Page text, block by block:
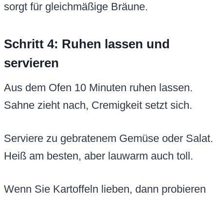
sorgt für gleichmäßige Bräune.
Schritt 4: Ruhen lassen und
servieren
Aus dem Ofen 10 Minuten ruhen lassen.
Sahne zieht nach, Cremigkeit setzt sich.
Serviere zu gebratenem Gemüse oder Salat.
Heiß am besten, aber lauwarm auch toll.
Wenn Sie Kartoffeln lieben, dann probieren